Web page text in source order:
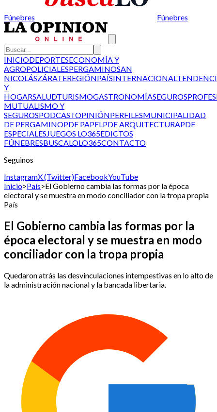
Fúnebres Fúnebres
INICIODEPORTESECONOMÍA Y
AGROPOLICIALESPERGAMINOSAN
NICOLÁSZÁRATEREGIÓNPAÍSINTERNACIONAL
Y
HOGARSALUDTURISMOGASTRONOMÍASEGUROS
MUTUALISMO Y
SEGUROSPODCASTOPINIÓNPERFILESMUNICIPALIDAD
DE PERGAMINOPDF PAPELPDF ARQUITECTURAPDF
ESPECIALESJUEGOS LO365EDICTOS
FÚNEBRESBUSCALOLO365CONTACTO
Seguinos
InstagramX (Twitter)FacebookYouTube
Inicio>País>El Gobierno cambia las formas por la época
electoral y se muestra en modo conciliador con la tropa propia
País
El Gobierno cambia las formas por la
época electoral y se muestra en modo
conciliador con la tropa propia
Quedaron atrás las desvinculaciones intempestivas en lo alto de
la administración nacional y la bancada libertaria.